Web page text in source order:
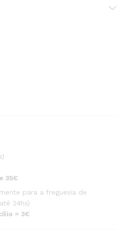
35€
para a freguesia de
24hs)
= 3€